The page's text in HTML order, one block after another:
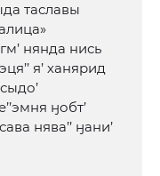
таславы
нянда нись
я’ ханярид
ӈобт’
нява’’ ӈани’